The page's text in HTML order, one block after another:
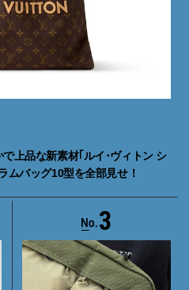
で上品な新素材｢ルイ･ヴィトン シ
ムバッグ10型を全部見せ！
3